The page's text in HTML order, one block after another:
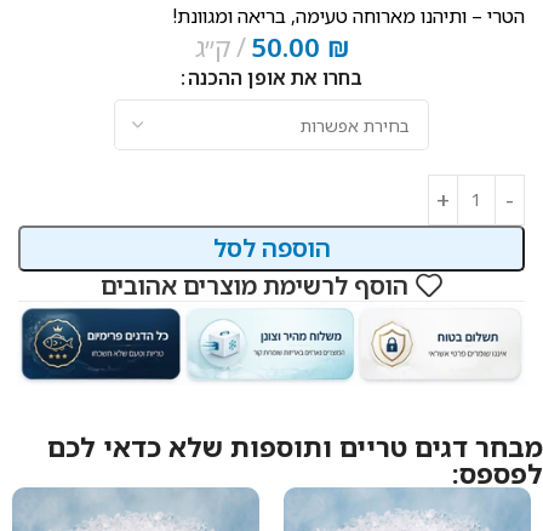
הטרי – ותיהנו מארוחה טעימה, בריאה ומגוונת!
50.00 ₪ ק״ג
בחרו את אופן ההכנה
הוספה לסל
הוסף לרשימת מוצרים אהובים
מבחר דגים טריים ותוספות שלא כדאי לכם
לפספס: